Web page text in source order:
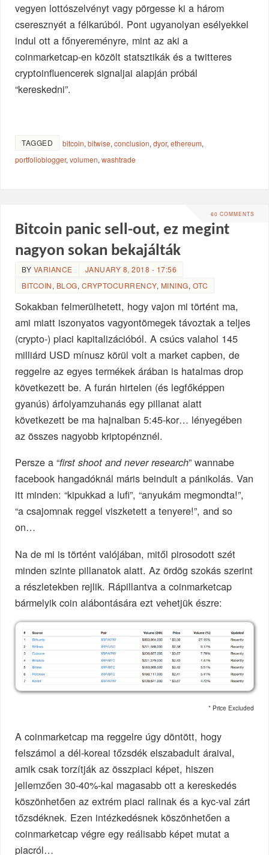
vegyen lottószelvényt vagy pörgesse ki a három
cseresznyét a félkarúból. Pont ugyanolyan esélyekkel
indul ott a főnyereményre, mint az aki a
coinmarketcap-en közölt statsztikák és a twitteres
cryptoinfluencerek signaljai alapján próbál
“kereskedni”.
TAGGED bitcoin,bitwise,conclusion,dyor,ethereum,
portfolioblogger,volumen,washtrade
60 COMMENTS
Bitcoin panic sell-out, ez megint
nagyon sokan bekajálták
BY VARIANCE
JANUARY 8, 2018 - 17:56
BITCOIN, BLOG, CRYPTOCURRENCY, MINING, OTC
Sokakban felmerülhetett, hogy vajon mi történt ma,
ami miatt iszonyatos vagyontömegek távoztak a teljes
(crypto-) piaci kapitalizációból. A csúcs valahol 145
milliárd USD mínusz körül volt a market capben, de
reggelre az egyes termékek árában is hatalmas drop
következett be. A furán hirtelen (és legfőképpen
gyanús) árfolyamzuhanás egy pillanat alatt
következett be ma hajnalban 5:45-kor… lényegében
az összes nagyobb kriptopénznél.
Persze a “first shoot and never research” wannabe
facebook hangadóknál máris beindult a pánikolás. Van
itt minden: “kipukkad a lufi”, “anyukám megmondta!”,
“a csajomnak reggel viszketett a tenyere!”, and so
on…
Na de mi is történt valójában, mitől pirosodott szét
minden szinte pillanatok alatt. Az ördög szokás szerint
a részletekben rejlik. Rápillantva a coinmarketcap
bármelyik coin alábontására ezt vehetjük észre:
* Price Excluded
A coinmarketcap ma reggelre úgy döntött, hogy
felszámol a dél-koreai tőzsdék elszabadult áraival,
amik csak torzítják az összpiaci képet, hiszen
jellemzően 30-40%-kal magasabb ott a kereskedés
köszönhetően az extrém piaci ralinak és a kyc-val zárt
tőzsdéknek. Ezen intézkedésnek köszönhetően a
coinmarketcap végre egy reálisabb képet mutat a
piacról…